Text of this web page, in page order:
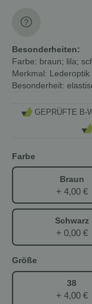
Besonderheiten:
Farbe: braun; lila;
Merkmal: Lederoptik
Besonderheit:
GEPRÜFTE B-
Farbe
Braun
+ 4,00 €
Schwarz
+ 0,00 €
Größe
38
+ 4,00 €